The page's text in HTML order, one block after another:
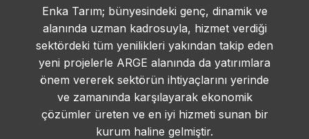
Enka Tarım; bünyesindeki genç, dinamik ve
alanında uzman kadrosuyla, hizmet verdiği
sektördeki tüm yenilikleri yakından takip eden
yeni projelerle ARGE alanında da yatırımlara
önem vererek sektörün ihtiyaçlarını yerinde
ve zamanında karşılayarak ekonomik
çözümler üreten ve en iyi hizmeti sunan bir
kurum haline gelmiştir.